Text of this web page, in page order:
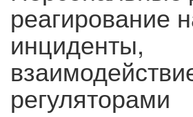
реагирование
инциденты,
регуляторами